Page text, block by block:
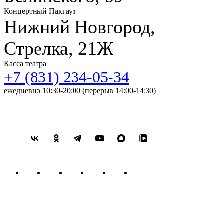
Концертный Пакгауз
Нижний Новгород,
Стрелка, 21Ж
Касса театра
+7 (831) 234-05-34
ежедневно 10:30-20:00 (перерыв 14:00-14:30)